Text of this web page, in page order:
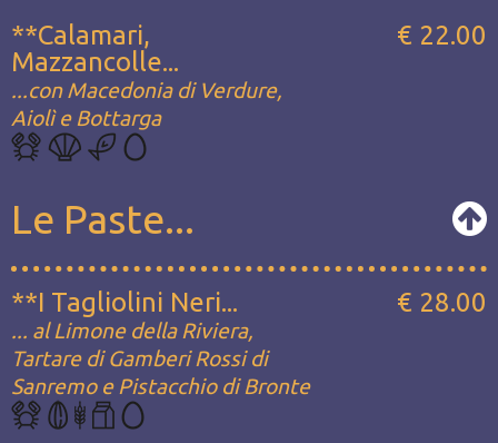
**Calamari,
Mazzancolle...
...con Macedonia di Verdure,
Aiolì e Bottarga
€ 22.00
Le Paste...
**I Tagliolini Neri...
... al Limone della Riviera,
Tartare di Gamberi Rossi di
Sanremo e Pistacchio di Bronte
€ 28.00